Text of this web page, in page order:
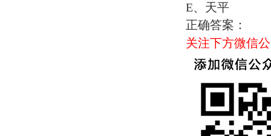
E、天平
正确答案：
关注下方微信